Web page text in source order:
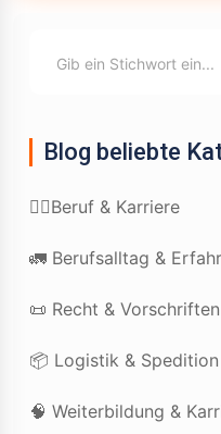
Blog beliebte
👷‍♂️Beruf & Karriere
🚛 Berufsalltag &
📜 Recht & Vorschriften
📦 Logistik & Spedition
🧠 Weiterbildung &